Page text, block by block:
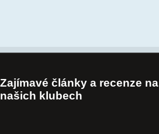
Zajímavé články a recenze na
našich klubech